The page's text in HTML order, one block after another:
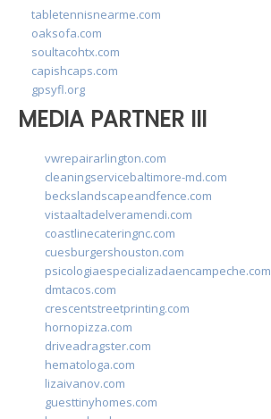
tabletennisnearme.com
oaksofa.com
soultacohtx.com
capishcaps.com
gpsyfl.org
MEDIA PARTNER III
vwrepairarlington.com
cleaningservicebaltimore-md.com
beckslandscapeandfence.com
vistaaltadelveramendi.com
coastlinecateringnc.com
cuesburgershouston.com
psicologiaespecializadaencampeche.com
dmtacos.com
crescentstreetprinting.com
hornopizza.com
driveadragster.com
hematologa.com
lizaivanov.com
guesttinyhomes.com